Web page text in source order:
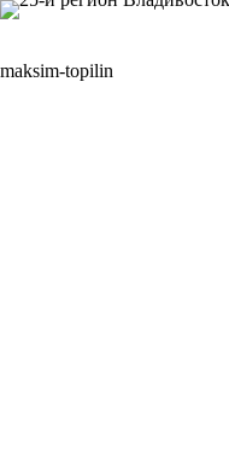
Перейти
maksim-topilin